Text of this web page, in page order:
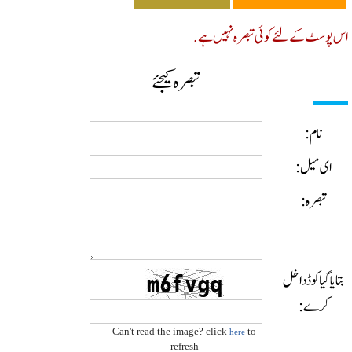
کے لئے کوئی تبصرہ نہیں ہے.
تبصرہ کیجئے
نام:
ای میل:
تبصرہ:
گیا کوڈ داخل
کرے:
Can't read the image? clickhere
refresh